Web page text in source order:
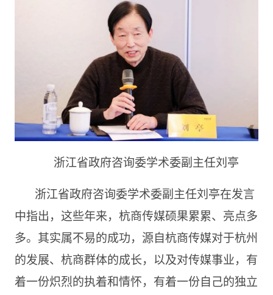
浙江省政府咨询委学术委副主任刘亭
浙江省政府咨询委学术委副主任刘亭在发言
中指出，这些年来，杭商传媒硕果累累、亮点多
多。其实属不易的成功，源自杭商传媒对于杭州
的发展、杭商群体的成长，以及对传媒事业，有
着一份炽烈的执着和情怀，有着一份自己的独立